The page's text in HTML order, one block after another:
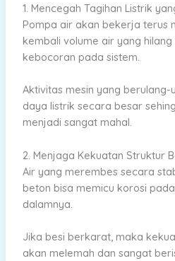
1. Mencegah Tagihan Listrik
Pompa air akan bekerja terus
kembali volume air yang
kebocoran pada sistem.
Aktivitas mesin yang
daya listrik secara besar
menjadi sangat mahal.
2. Menjaga Kekuatan Struktur
Air yang merembes secara
beton bisa memicu korosi
dalamnya.
Jika besi berkarat, maka
akan melemah dan sangat